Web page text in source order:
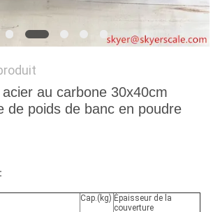
au carbone 30x40cm
de poids de banc en poudre
Cap.(kg) Épaisseur de la
couverture